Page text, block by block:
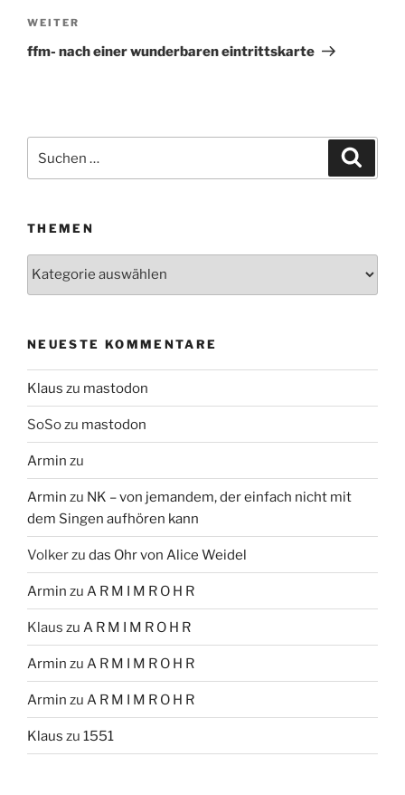
Nächster
Beitrag
WEITER
ffm- nach einer wunderbaren eintrittskarte
nach:
THEMEN
Themen
NEUESTE KOMMENTARE
Klaus zu mastodon
SoSozu mastodon
Armin zu
Armin zu NK – von jemandem, der einfach nicht mit
dem Singen aufhören kann
Volkerzu das Ohr von Alice Weidel
Armin zu A R M I M R O H R
Klaus zu A R M I M R O H R
Armin zu A R M I M R O H R
Armin zu A R M I M R O H R
Klaus zu 1551